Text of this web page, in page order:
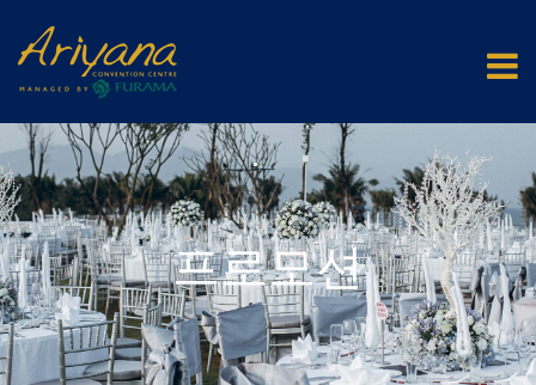
프로모션